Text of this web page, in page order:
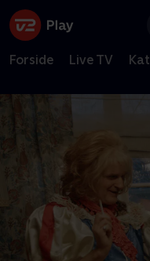
Forside Live TV